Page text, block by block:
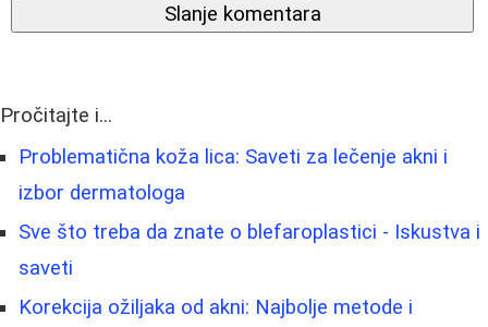
Slanje komentara
Pročitajte i...
Problematična koža lica: Saveti za lečenje akni i
izbor dermatologa
Sve što treba da znate o blefaroplastici - Iskustva i
saveti
Korekcija ožiljaka od akni: Najbolje metode i